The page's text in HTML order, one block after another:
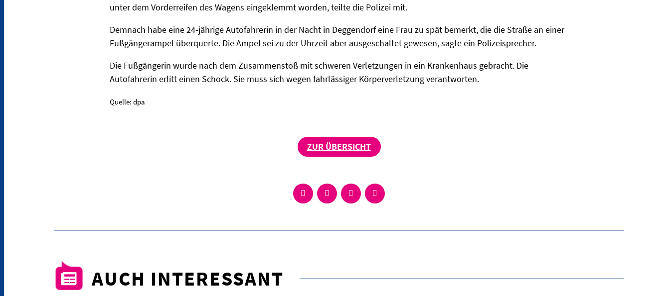
unter dem Vorderreifen des Wagens eingeklemmt worden, teilte die Polizei mit.
Demnach habe eine 24-jährige Autofahrerin in der Nacht in Deggendorf eine Frau zu spät bemerkt, die die Straße an einer
Fußgängerampel überquerte. Die Ampel sei zu der Uhrzeit aber ausgeschaltet gewesen, sagte ein Polizeisprecher.
Die Fußgängerin wurde nach dem Zusammenstoß mit schweren Verletzungen in ein Krankenhaus gebracht. Die
Autofahrerin erlitt einen Schock. Sie muss sich wegen fahrlässiger Körperverletzung verantworten.
Quelle: dpa
ZUR ÜBERSICHT
AUCH INTERESSANT